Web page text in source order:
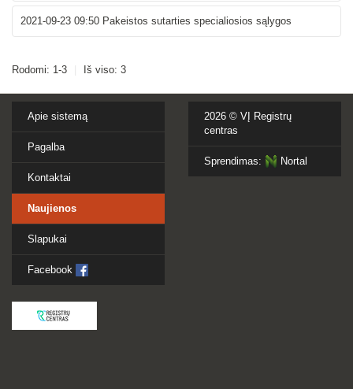
2021-09-23 09:50 Pakeistos sutarties specialiosios sąlygos
Rodomi: 1-3 Iš viso: 3
Apie sistemą
Pagalba
Kontaktai
Naujienos
Slapukai
Facebook
2026 © VĮ Registrų
centras
Sprendimas: Nortal